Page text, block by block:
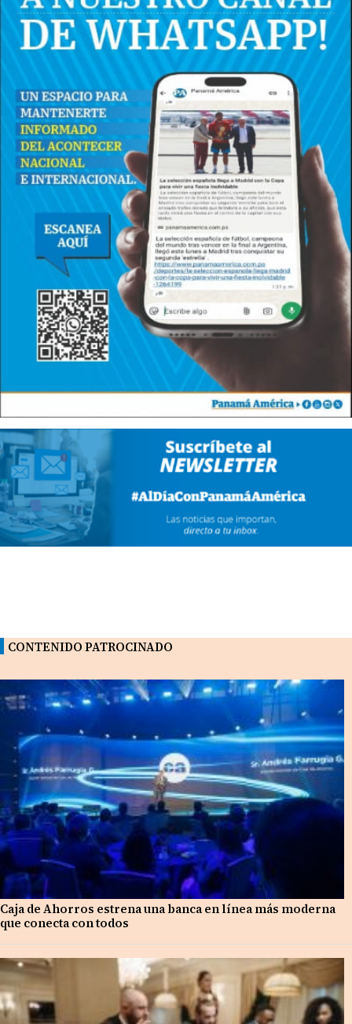
CONTENIDO PATROCINADO
Caja de Ahorros estrena una banca en línea más moderna
que conecta con todos